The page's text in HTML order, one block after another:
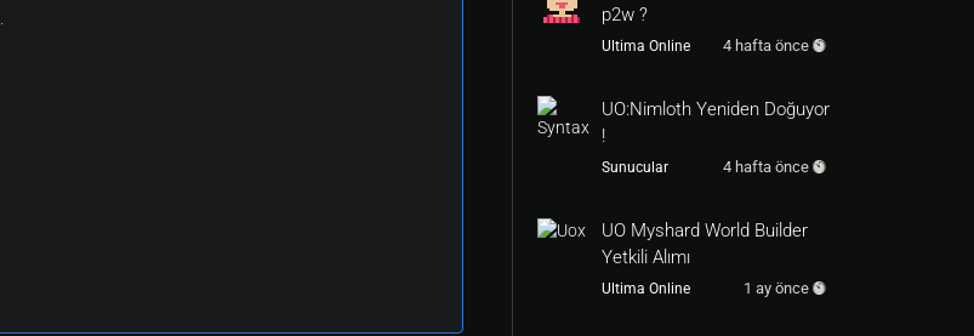
p2w ?
Ultima Online 4 hafta önce
UO:Nimloth Yeniden Doğuyor
!
Sunucular 4 hafta önce
UO Myshard World Builder
Yetkili Alımı
Ultima Online 1 ay önce